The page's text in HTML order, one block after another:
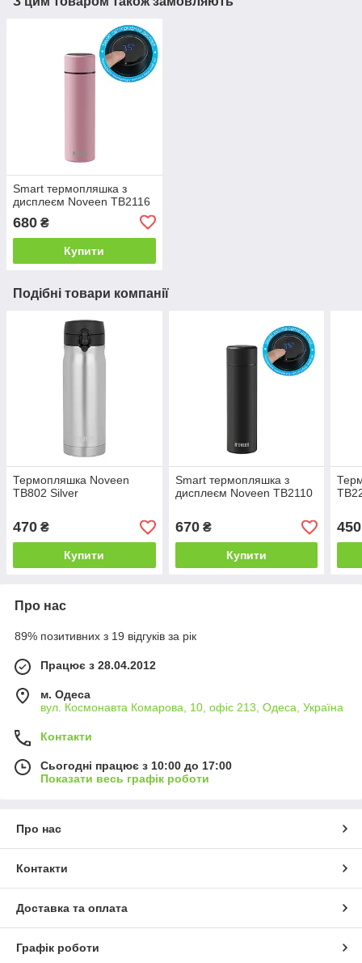
Smart термопляшка з
дисплеєм Noveen TB2116
680 ₴
Купити
Подібні товари компанії
Термопляшка Noveen
TB802 Silver
470 ₴
Купити
Smart термопляшка з
дисплеєм Noveen TB2110
670₴
Купити
450
Про нас
89% позитивних з 19 відгуків за рік
Працює з 28.04.2012
м. Одеса
вул. Космонавта Комарова, 10, офіс 213, Одеса, Україна
Контакти
Сьогодні працює з 10:00 до 17:00
Показати весь графік роботи
Про нас
Контакти
Доставка та оплата
Графік роботи